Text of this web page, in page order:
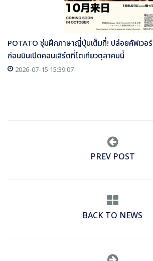
POTATO ซุ่มฝึกภาษาญี่ปุ่นเต็มที่! ปล่อยคัฟเวอ
ก่อนบินเปิดคอนเสิร์ตที่โตเกียวตุลาคมนี้
2026-07-15 15:39:07
PREV POST
BACK TO NEWS